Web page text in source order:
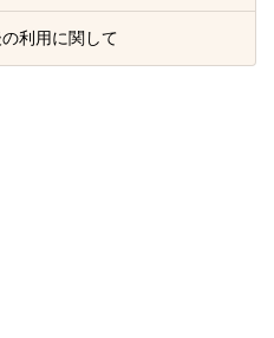
利用に関して